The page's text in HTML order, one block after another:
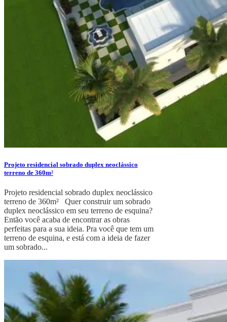
Projeto residencial sobrado duplex neoclássico
terreno de 360m²
Projeto residencial sobrado duplex neoclássico
terreno de 360m² Quer construir um sobrado
duplex neoclássico em seu terreno de esquina?
Então você acaba de encontrar as obras
perfeitas para a sua ideia. Pra você que tem um
terreno de esquina, e está com a ideia de fazer
um sobrado...